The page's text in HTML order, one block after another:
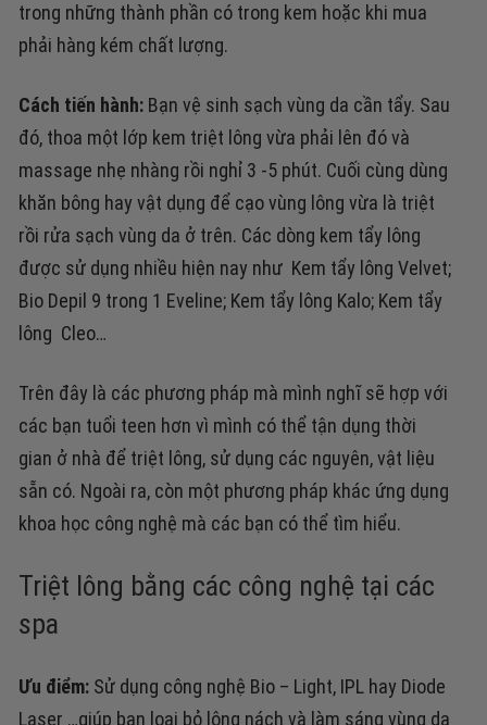
trong những thành phần có trong kem hoặc khi mua
phải hàng kém chất lượng.
Cách tiến hành: Bạn vệ sinh sạch vùng da cần tẩy. Sau
đó, thoa một lớp kem triệt lông vừa phải lên đó và
massage nhẹ nhàng rồi nghỉ 3 -5 phút. Cuối cùng dùng
khăn bông hay vật dụng để cạo vùng lông vừa là triệt
rồi rửa sạch vùng da ở trên. Các dòng kem tẩy lông
được sử dụng nhiều hiện nay như Kem tẩy lông Velvet;
Bio Depil 9 trong 1 Eveline; Kem tẩy lông Kalo; Kem tẩy
lông Cleo…
Trên đây là các phương pháp mà mình nghĩ sẽ hợp với
các bạn tuổi teen hơn vì mình có thể tận dụng thời
gian ở nhà để triệt lông, sử dụng các nguyên, vật liệu
sẵn có. Ngoài ra, còn một phương pháp khác ứng dụng
khoa học công nghệ mà các bạn có thể tìm hiểu.
Triệt lông bằng các công nghệ tại các
spa
Ưu điểm: Sử dụng công nghệ Bio – Light, IPL hay Diode
Laser …giúp bạn loại bỏ lông nách và làm sáng vùng da